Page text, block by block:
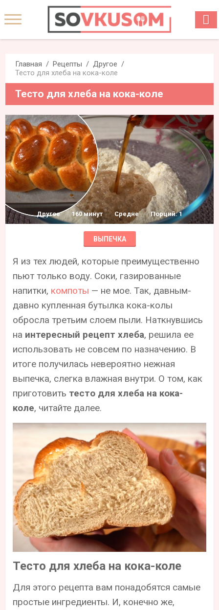
Главная Рецепты
Другое
Тесто для хлеба на кока-коле
Тесто для хлеба на кока-коле
Другое 160 минут Средне Порций: 1
ВЫПЕЧКА
Я из тех людей, которые преимущественно
пьют только воду. Соки, газированные
напитки, компоты — не мое. Так, давным-
давно купленная бутылка кока-колы
обросла третьим слоем пыли. Наткнувшись
на интересный рецепт хлеба, решила ее
использовать не совсем по назначению. В
итоге получилась невероятно нежная
выпечка, слегка влажная внутри. О том, как
приготовить тесто для хлеба на кока-
коле, читайте далее.
Тесто для хлеба на кока-коле
Для этого рецепта вам понадобятся самые
простые ингредиенты. И, конечно же,